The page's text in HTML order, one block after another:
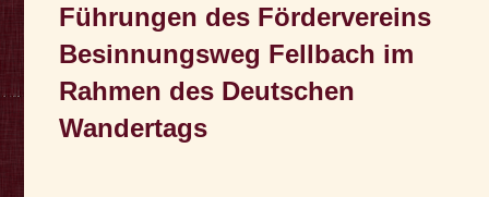
Führungen des Fördervereins
Besinnungsweg Fellbach im
Rahmen des Deutschen
Wandertags